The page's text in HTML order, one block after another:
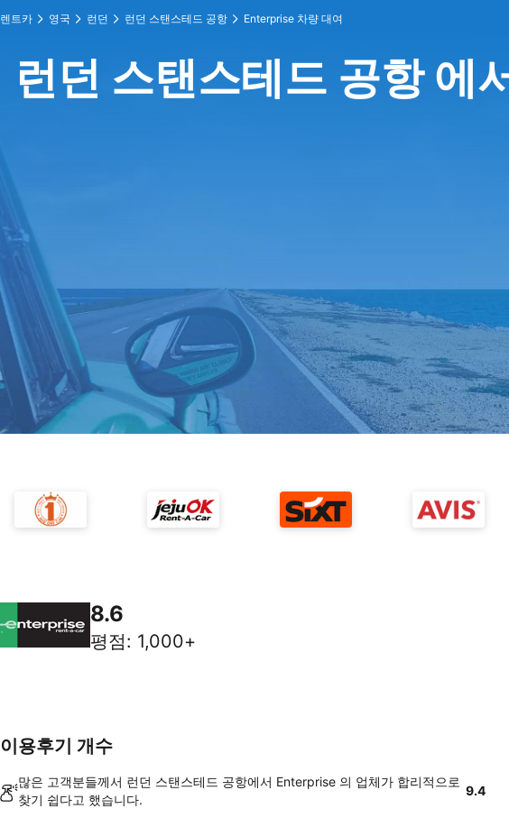
렌트카 영국 런던 런던 스탠스테드 공항 Enterprise 차량 대여
런던 스탠스테드 공항
8.6
평점: 1,000+
이용후기 개수
많은 고객분들께서 런던 스탠스테드 공항에서 Enterprise 의 업체가 합리적으로
찾기 쉽다고 했습니다.
9.4